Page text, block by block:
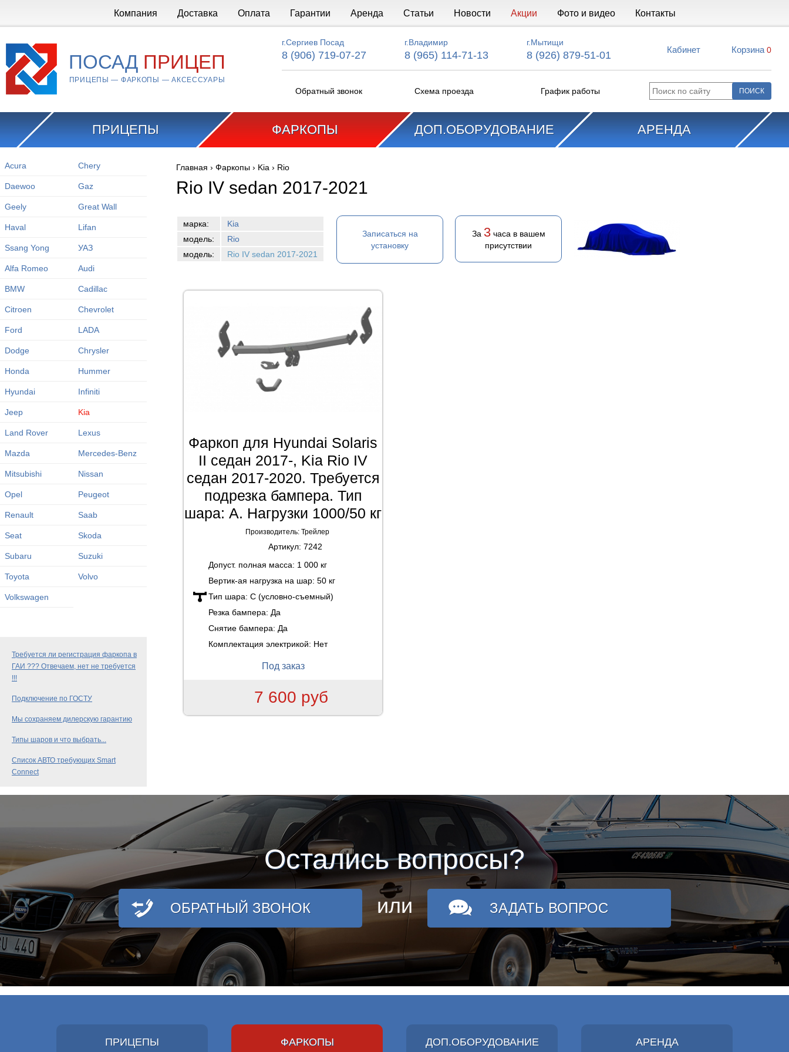
Компания Доставка Оплата Гарантии Аренда Статьи Новости Акции Фото и видео Контакты
ПОСАД ПРИЦЕП
ПРИЦЕПЫ — ФАРКОПЫ — АКСЕССУАРЫ
г.Сергиев Посад
8 (906) 719-07-27
г.Владимир
8 (965) 114-71-13
г.Мытищи
8 (926) 879-51-01 Кабинет Корзина 0
Обратный звонок Схема проезда График работы
ПРИЦЕПЫ ФАРКОПЫ ДОП.ОБОРУДОВАНИЕ АРЕНДА
Acura Chery
Daewoo Gaz
Geely Great Wall
Haval Lifan
Ssang Yong УАЗ
Alfa Romeo Audi
BMW Cadillac
Citroen Chevrolet
Ford LADA
Dodge Chrysler
Honda Hummer
Hyundai Infiniti
Jeep Kia
Land Rover Lexus
Mazda Mercedes-Benz
Mitsubishi Nissan
Opel Peugeot
Renault Saab
Seat Skoda
Subaru Suzuki
Toyota Volvo
Volkswagen
Требуется ли регистрация фаркопа в
ГАИ ??? Отвечаем, нет не требуется
!!!
Подключение по ГОСТУ
Мы сохраняем дилерскую гарантию
Типы шаров и что выбрать...
Список АВТО требующих Smart
Connect
Вы здесь
Главная › Фаркопы › Kia › Rio
Rio IV sedan 2017-2021
марка:
Kia
модель:
Rio
модель:
Rio IV sedan 2017-2021
Записаться на
установку
За 3часа в вашем
присутствии
Фаркоп для Hyundai Solaris
II седан 2017-, Kia Rio IV
седан 2017-2020. Требуется
подрезка бампера. Тип
шара: A. Нагрузки 1000/50 кг
Производитель: Трейлер
Артикул: 7242
Допуст. полная масса: 1 000 кг
Вертик-ая нагрузка на шар: 50 кг
Тип шара: C (условно-съемный)
Резка бампера: Да
Снятие бампера: Да
Комплектация электрикой: Нет
Под заказ
7 600 руб
Остались вопросы?
ОБРАТНЫЙ ЗВОНОК или ЗАДАТЬ ВОПРОС
ПРИЦЕПЫ ФАРКОПЫ ДОП.ОБОРУДОВАНИЕ АРЕНДА